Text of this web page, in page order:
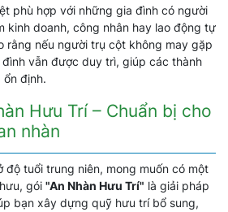
phù hợp với những gia đình có người
kinh doanh, công nhân hay lao động tự
rằng nếu người trụ cột không may gặp
vẫn được duy trì, giúp các thành
định.
Hưu Trí – Chuẩn bị cho
nhàn
độ tuổi trung niên, mong muốn có một
gói "An Nhàn Hưu Trí" là giải pháp
bạn xây dựng quỹ hưu trí bổ sung,